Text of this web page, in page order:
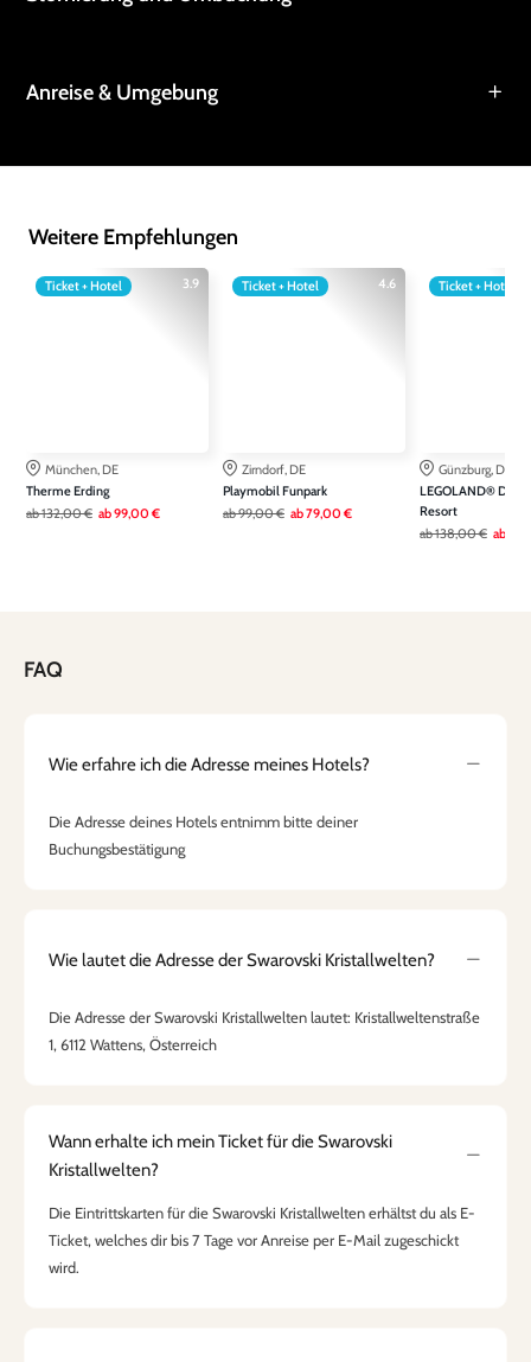
Anreise & Umgebung
Weitere Empfehlungen
3.9
Ticket + Hotel
München, DE
Therme Erding
ab132,00 € ab99,00 €
4.6
Ticket + Hotel
Zirndorf, DE
Playmobil Funpark
ab99,00 € ab79,00 €
Ticket + Hotel
Günzburg, DE
LEGOLAND®
Resort
ab138,00 € ab
FAQ
Wie erfahre ich die Adresse meines Hotels?
Die Adresse deines Hotels entnimm bitte deiner
Buchungsbestätigung
Wie lautet die Adresse der Swarovski Kristallwelten?
Die Adresse der Swarovski Kristallwelten lautet: Kristallweltenstraße
1, 6112 Wattens, Österreich
Wann erhalte ich mein Ticket für die Swarovski
Kristallwelten?
Die Eintrittskarten für die Swarovski Kristallwelten erhältst du als E-
Ticket, welches dir bis 7 Tage vor Anreise per E-Mail zugeschickt
wird.